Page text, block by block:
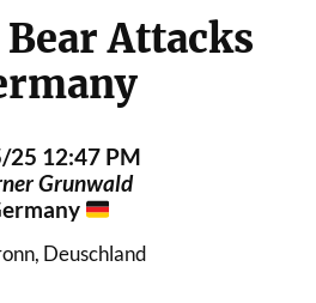
Attacks
25 12:47 PM
Grunwald
Deuschland